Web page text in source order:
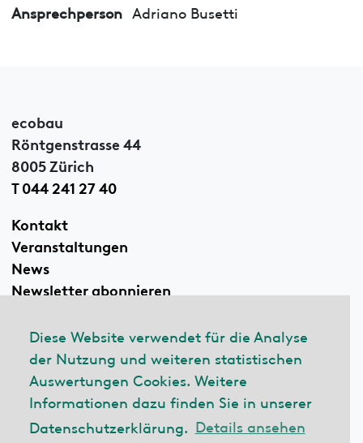
Diese Website verwendet für die Analyse
der Nutzung und weiteren statistischen
Auswertungen Cookies. Weitere
Informationen dazu finden Sie in unserer
Datenschutzerklärung. Details ansehen
Ansprechperson Adriano Busetti
ecobau
Röntgenstrasse 44
8005 Zürich
T 044 241 27 40
Kontakt
Veranstaltungen
News
Newsletter abonnieren
Linkedin
© 2026 ecobau